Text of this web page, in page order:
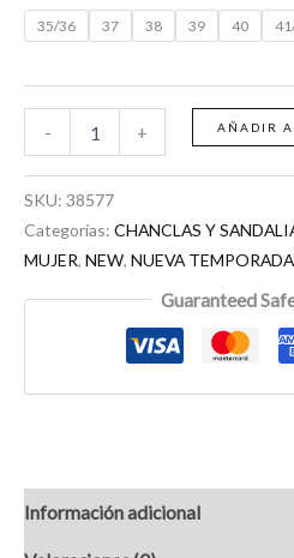
35/36 37 38 39 40
- + AÑADIR
SKU: 38577
Categorías: CHANCLAS Y
MUJER, NEW, NUEVA
Guaranteed
Información adicional